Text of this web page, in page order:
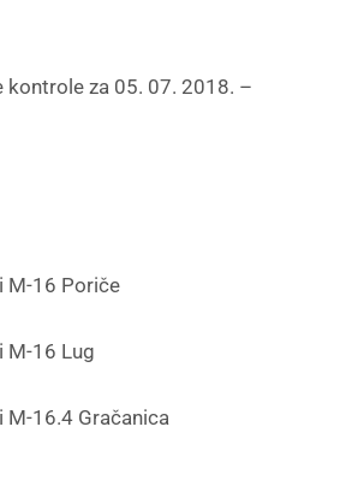
kontrole za 05. 07. 2018. –
M-16 Poriče
M-16 Lug
16.4 Gračanica